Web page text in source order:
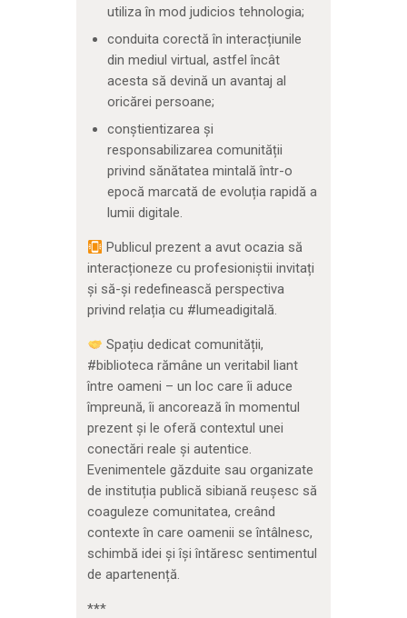
utiliza în mod judicios tehnologia;
conduita corectă în interacțiunile
din mediul virtual, astfel încât
acesta să devină un avantaj al
oricărei persoane;
conștientizarea și
responsabilizarea comunității
privind sănătatea mintală într-o
epocă marcată de evoluția rapidă a
lumii digitale.
Publicul prezent a avut ocazia să
interacționeze cu profesioniștii invitați
și să-și redefinească perspectiva
privind relația cu #lumeadigitală.
Spațiu dedicat comunității,
#biblioteca rămâne un veritabil liant
între oameni – un loc care îi aduce
împreună, îi ancorează în momentul
prezent și le oferă contextul unei
conectări reale și autentice.
Evenimentele găzduite sau organizate
de instituția publică sibiană reușesc să
coaguleze comunitatea, creând
contexte în care oamenii se întâlnesc,
schimbă idei și își întăresc sentimentul
de apartenență.
***